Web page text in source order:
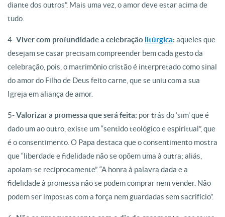
diante dos outros”. Mais uma vez, o amor deve estar acima de
tudo.
4-Viver com profundidade a celebração litúrgica: aqueles que
desejam se casar precisam compreender bem cada gesto da
celebração, pois, o matrimônio cristão é interpretado como sinal
do amor do Filho de Deus feito carne, que se uniu com a sua
Igreja em aliança de amor.
5-Valorizar a promessa que será feita: por trás do ‘sim’ que é
dado um ao outro, existe um “sentido teológico e espiritual”, que
é o consentimento. O Papa destaca que o consentimento mostra
que “liberdade e fidelidade não se opõem uma à outra; aliás,
apoiam-se reciprocamente”. “A honra à palavra dada e a
fidelidade à promessa não se podem comprar nem vender. Não
podem ser impostas com a força nem guardadas sem sacrifício”.